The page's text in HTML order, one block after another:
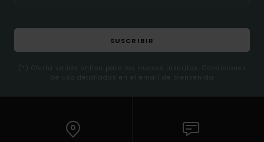
SUSCRIBIR
(*) Oferta valida online para los nuevos inscritos. Condiciones
de uso detalladas en el email de bienvenida